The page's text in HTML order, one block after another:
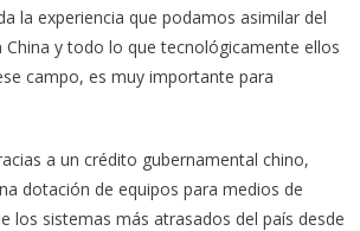
la experiencia que podamos asimilar del
China y todo lo que tecnológicamente ellos
campo, es muy importante para
a un crédito gubernamental chino,
dotación de equipos para medios de
los sistemas más atrasados del país desde